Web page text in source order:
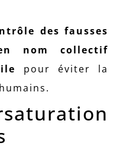
des fausses
nom collectif
pour éviter la